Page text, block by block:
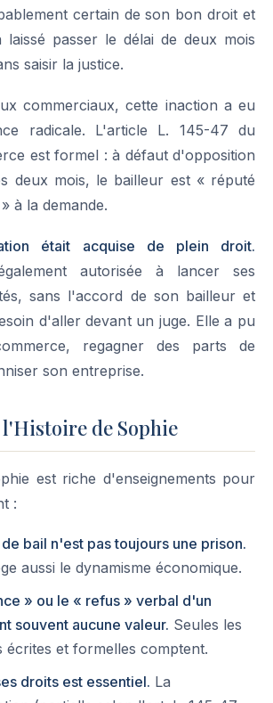
certain de son bon droit et
laissé passer le délai de deux mois
saisir la justice.
commerciaux, cette inaction a eu
radicale. L'article L. 145-47 du
est formel : à défaut d'opposition
deux mois, le bailleur est « réputé
à la demande.
était acquise de plein droit.
autorisée à lancer ses
sans l'accord de son bailleur et
d'aller devant un juge. Elle a pu
regagner des parts de
son entreprise.
l'Histoire de Sophie
est riche d'enseignements pour
:
bail n'est pas toujours une prison.
aussi le dynamisme économique.
» ou le « refus » verbal d'un
souvent aucune valeur. Seules les
écrites et formelles comptent.
droits est essentiel. La